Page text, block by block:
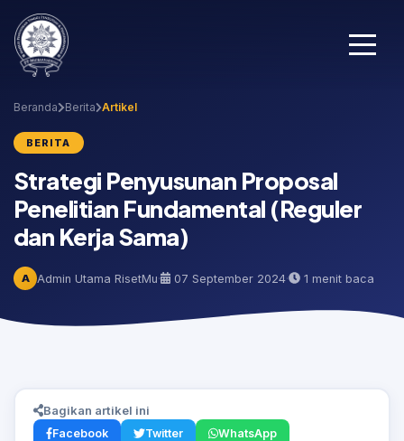
Beranda Berita Artikel
BERITA
Strategi Penyusunan Proposal
Penelitian Fundamental (Reguler
dan Kerja Sama)
A Admin Utama RisetMu· 07 September 2024· 1 menit baca
Bagikan artikel ini
Facebook Twitter WhatsApp